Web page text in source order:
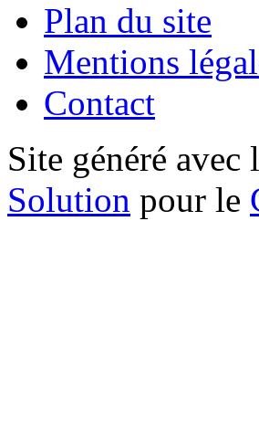
Plan du site
Mentions
Contact
Site généré
Solution pour le